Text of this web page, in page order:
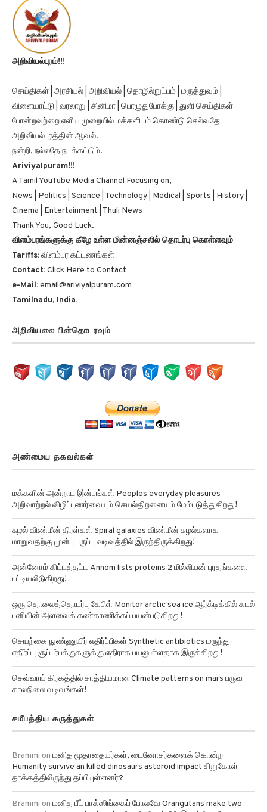
அறிவியல்புரம்!!!
விளையாட்டு | வரலாறு | சினிமா | பொழுதுபோக்கு | துளி செய்திகள்
போன்றவற்றை எளிய முறையில் மக்களிடம் கொண்டு செல்வதே
அறிவியல்புரத்தின் ஆவல்.
நன்றி, நல்லதே நடக்கட்டும்.
Ariviyalpuram!!!
A Tamil YouTube Media Channel Focusing on,
News | Politics | Science | Technology | Medical | Sports | History |
Cinema | Entertainment | Thuli News
Thank You, Good Luck.
விளம்பரங்களுக்கு கீழே உள்ள மின்னஞ்சலில் தொடர்பு கொள்ளவும்
Tariffs:விளம்பர கட்டணங்கள்
Contact:Click Here to Contact
e-Mail: email@ariviyalpuram.com
Tamilnadu, India.
அறிவாற்றல் விழிப்புணர்வையும் செயல்திறனையும் மேம்படுத்துகிறது!
சுழல் விண்மீன் திரள்கள் Spiral galaxies விண்மீன் சுழல்களாக
மாறுவதற்கு முன்பு பருப்பு வடிவத்தில் இருந்திருக்கிறது!
அன்னோம் கிட்டத்தட்ட Annom lists proteins 2 மில்லியன் புரதங்களை
பட்டியலிடுகிறது!
ஒரு தொலைத்தொடர்பு கேபிள் Monitor arctic sea ice ஆர்க்டிக்கில் கடல்
பனியின் அளவைக் கண்காணிக்கப் பயன்படுகிறது!
செயற்கை நுண்ணுயிர் எதிர்ப்பிகள் Synthetic antibiotics மருந்து-
எதிர்ப்பு சூப்பர்பக்குகளுக்கு எதிராக பயனுள்ளதாக இருக்கிறது!
செவ்வாய் கிரகத்தில் சாத்தியமான Climate patterns on mars பருவ
காலநிலை வடிவங்கள்!
Humanity survive an killed dinosaurs asteroid impact சிறுகோள்
தாக்கத்திலிருந்து தப்பியுள்ளனர்?
Brammionமனித பீட் பாக்ஸிங்கைப் போலவே Orangutans make two
sounds at once ஒராங்குட்டான்கள் ஒரே நேரத்தில் இரண்டு ஒலிகளை